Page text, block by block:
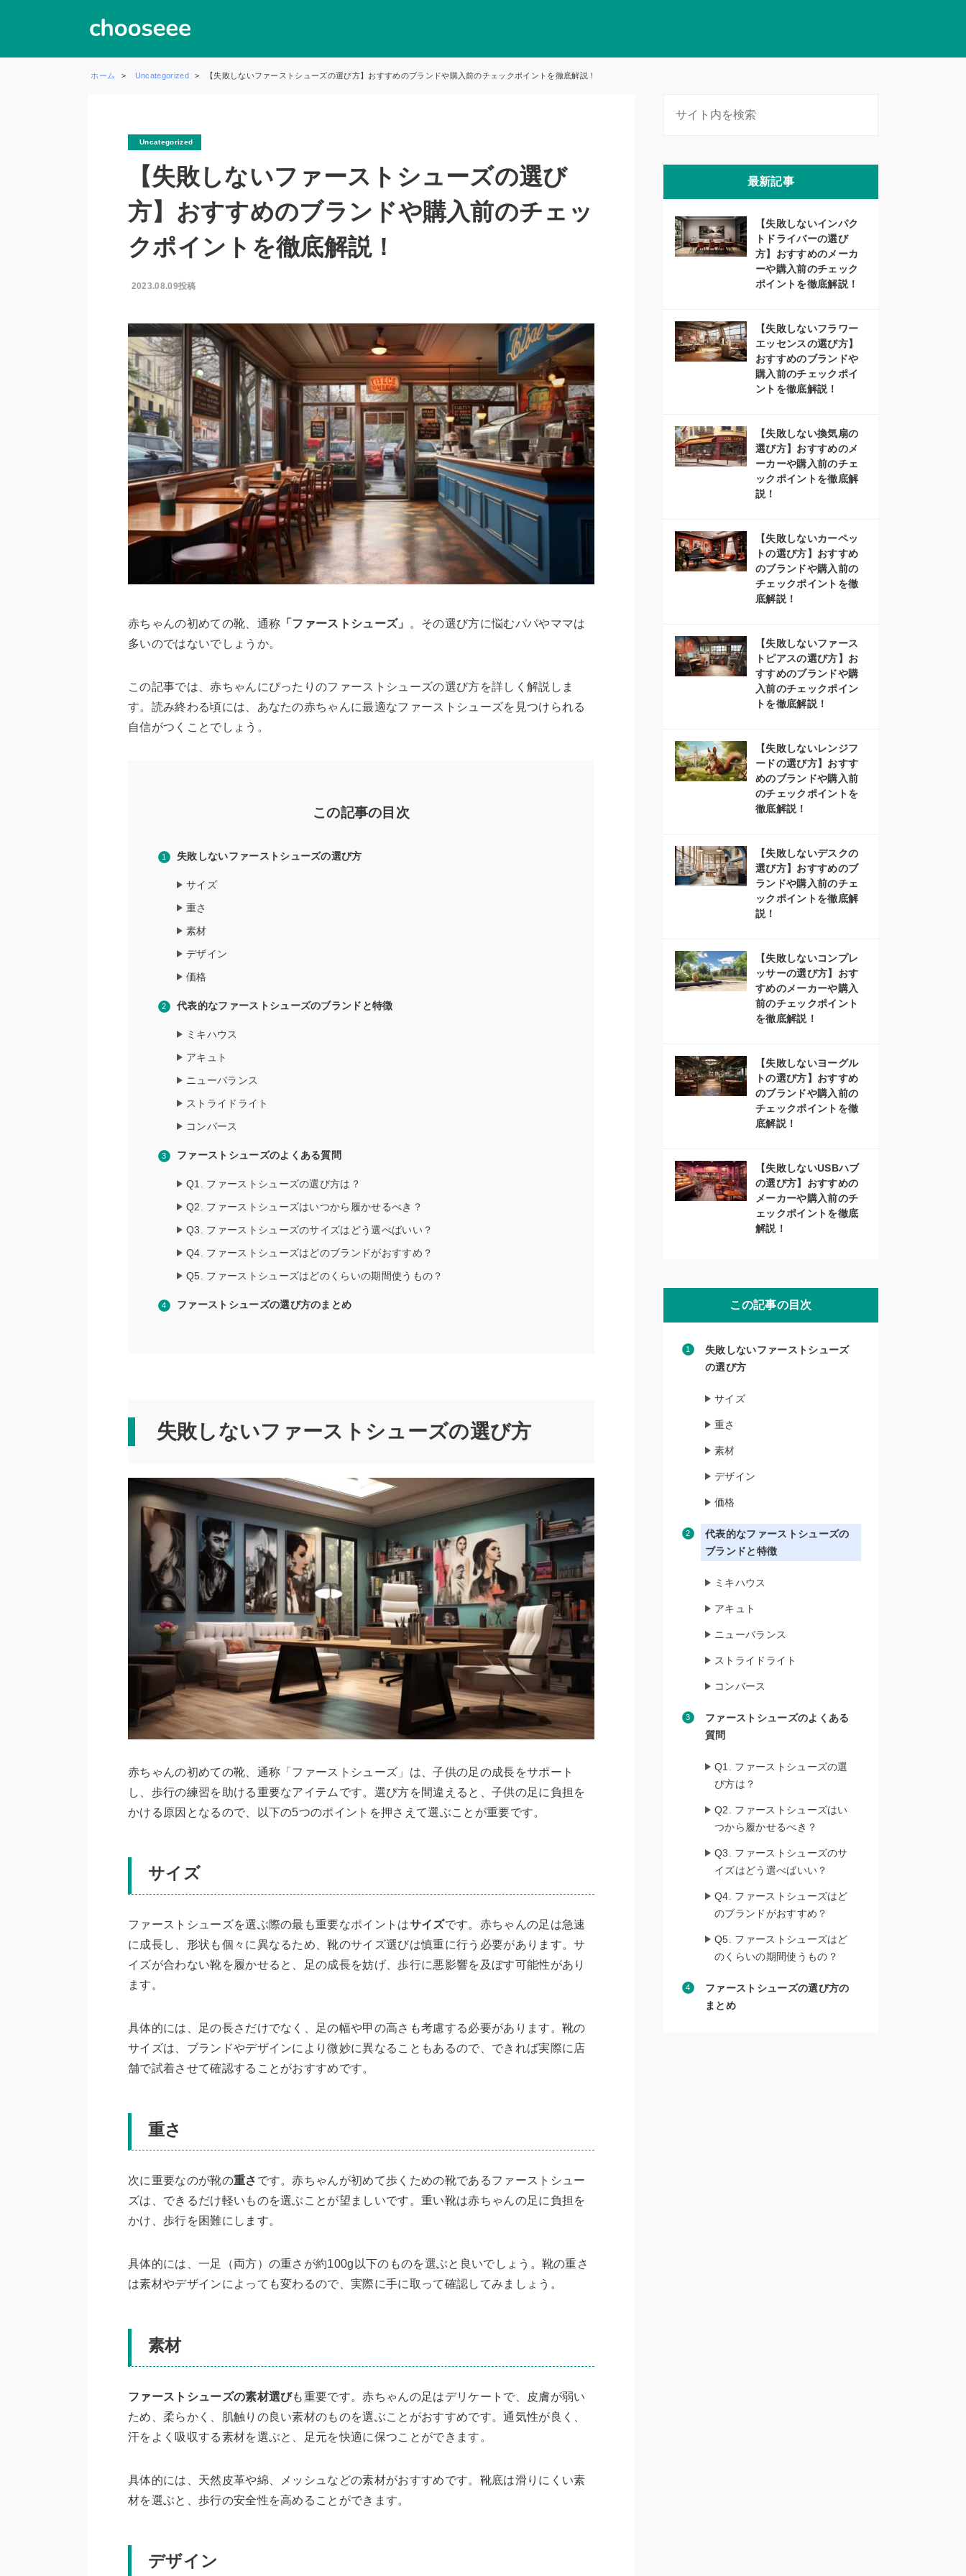
ホーム Uncategorized 【失敗しないファーストシューズの選び方】おすすめのブランドや購入前のチェックポイントを徹底解説！
Uncategorized
【失敗しないファーストシューズの選び
方】おすすめのブランドや購入前のチェッ
クポイントを徹底解説！
2023.08.09投稿
赤ちゃんの初めての靴、通称 「ファーストシューズ」
。その選び方に悩むパパやママは
多いのではないでしょうか。
この記事では、赤ちゃんにぴったりのファーストシューズの選び方を詳しく解説しま
す。読み終わる頃には、あなたの赤ちゃんに最適なファーストシューズを見つけられる
自信がつくことでしょう。
この記事の目次
失敗しないファーストシューズの選び方
サイズ
重さ
素材
デザイン
価格
代表的なファーストシューズのブランドと特徴
ミキハウス
アキュト
ニューバランス
ストライドライト
コンバース
ファーストシューズのよくある質問
Q1. ファーストシューズの選び方は？
Q2. ファーストシューズはいつから履かせるべき？
Q3. ファーストシューズのサイズはどう選べばいい？
Q4. ファーストシューズはどのブランドがおすすめ？
Q5. ファーストシューズはどのくらいの期間使うもの？
ファーストシューズの選び方のまとめ
失敗しないファーストシューズの選び方
赤ちゃんの初めての靴、通称「ファーストシューズ」は、子供の足の成長をサポート
し、歩行の練習を助ける重要なアイテムです。選び方を間違えると、子供の足に負担を
かける原因となるので、以下の5つのポイントを押さえて選ぶことが重要です。
サイズ
ファーストシューズを選ぶ際の最も重要なポイントはサイズです。赤ちゃんの足は急速
に成長し、形状も個々に異なるため、靴のサイズ選びは慎重に行う必要があります。サ
イズが合わない靴を履かせると、足の成長を妨げ、歩行に悪影響を及ぼす可能性があり
ます。
具体的には、足の長さだけでなく、足の幅や甲の高さも考慮する必要があります。靴の
サイズは、ブランドやデザインにより微妙に異なることもあるので、できれば実際に店
舗で試着させて確認することがおすすめです。
重さ
次に重要なのが靴の重さ です。赤ちゃんが初めて歩くための靴であるファーストシュー
ズは、できるだけ軽いものを選ぶことが望ましいです。重い靴は赤ちゃんの足に負担を
かけ、歩行を困難にします。
具体的には、一足（両方）の重さが約100g以下のものを選ぶと良いでしょう。靴の重さ
は素材やデザインによっても変わるので、実際に手に取って確認してみましょう。
素材
ファーストシューズの素材選びも重要です。赤ちゃんの足はデリケートで、皮膚が弱い
ため、柔らかく、肌触りの良い素材のものを選ぶことがおすすめです。通気性が良く、
汗をよく吸収する素材を選ぶと、足元を快適に保つことができます。
具体的には、天然皮革や綿、メッシュなどの素材がおすすめです。靴底は滑りにくい素
材を選ぶと、歩行の安全性を高めることができます。
デザイン
最新記事
【失敗しないインパク
トドライバーの選び
方】おすすめのメーカ
ーや購入前のチェック
ポイントを徹底解説！
【失敗しないフラワー
エッセンスの選び方】
おすすめのブランドや
購入前のチェックポイ
ントを徹底解説！
【失敗しない換気扇の
選び方】おすすめのメ
ーカーや購入前のチェ
ックポイントを徹底解
説！
【失敗しないカーペッ
トの選び方】おすすめ
のブランドや購入前の
チェックポイントを徹
底解説！
【失敗しないファース
トピアスの選び方】お
すすめのブランドや購
入前のチェックポイン
トを徹底解説！
【失敗しないレンジフ
ードの選び方】おすす
めのブランドや購入前
のチェックポイントを
徹底解説！
【失敗しないデスクの
選び方】おすすめのブ
ランドや購入前のチェ
ックポイントを徹底解
説！
【失敗しないコンプレ
ッサーの選び方】おす
すめのメーカーや購入
前のチェックポイント
を徹底解説！
【失敗しないヨーグル
トの選び方】おすすめ
のブランドや購入前の
チェックポイントを徹
底解説！
【失敗しないUSBハブ
の選び方】おすすめの
メーカーや購入前のチ
ェックポイントを徹底
解説！
この記事の目次
失敗しないファーストシューズ
の選び方
サイズ
重さ
素材
デザイン
価格
代表的なファーストシューズの
ブランドと特徴
ミキハウス
アキュト
ニューバランス
ストライドライト
コンバース
ファーストシューズのよくある
質問
Q1. ファーストシューズの選
び方は？
Q2. ファーストシューズはい
つから履かせるべき？
Q3. ファーストシューズのサ
イズはどう選べばいい？
Q4. ファーストシューズはど
のブランドがおすすめ？
Q5. ファーストシューズはど
のくらいの期間使うもの？
ファーストシューズの選び方の
まとめ